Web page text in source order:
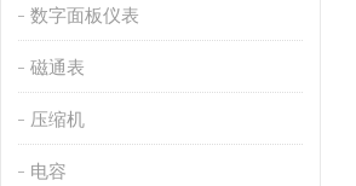
数字面板仪表
磁通表
压缩机
电容